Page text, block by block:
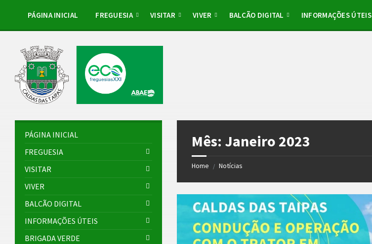
sidebar
sidebar
PÁGINA INICIAL FREGUESIA VISITAR VIVER BALCÃO DIGITAL INFORMAÇÕES ÚTEIS
Mês: Janeiro 2023
Home / Notícias
PÁGINA INICIAL
FREGUESIA
VISITAR
VIVER
BALCÃO DIGITAL
INFORMAÇÕES ÚTEIS
BRIGADA VERDE